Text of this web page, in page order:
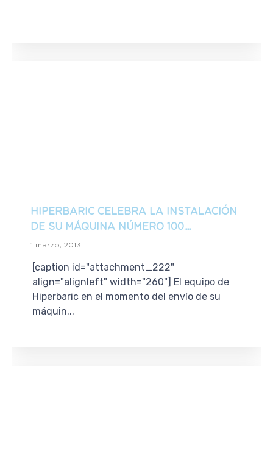
HIPERBARIC CELEBRA LA INSTALACIÓN
DE SU MÁQUINA NÚMERO 100....
1 marzo, 2013
[caption id="attachment_222"
align="alignleft" width="260"] El equipo de
Hiperbaric en el momento del envío de su
máquin...